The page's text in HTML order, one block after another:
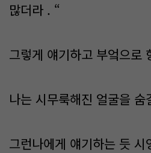
많더라 . “
그렇게 얘기하고 부엌으로
나는 시무룩해진 얼굴을 숨
그런나에게 얘기하는 듯